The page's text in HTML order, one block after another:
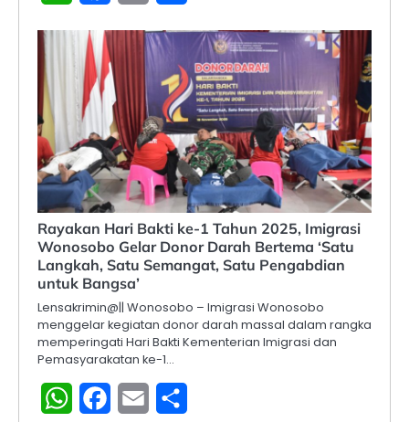
Rayakan Hari Bakti ke-1 Tahun 2025, Imigrasi
Wonosobo Gelar Donor Darah Bertema ‘Satu
Langkah, Satu Semangat, Satu Pengabdian
untuk Bangsa’
Lensakrimin@|| Wonosobo – Imigrasi Wonosobo
menggelar kegiatan donor darah massal dalam rangka
memperingati Hari Bakti Kementerian Imigrasi dan
Pemasyarakatan ke-1…
WhatsAppFacebook
Email